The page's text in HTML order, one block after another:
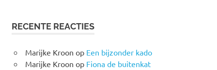
RECENTE REACTIES
Marijke Kroon op Een bijzonder kado
Marijke Kroon op Fiona de buitenkat